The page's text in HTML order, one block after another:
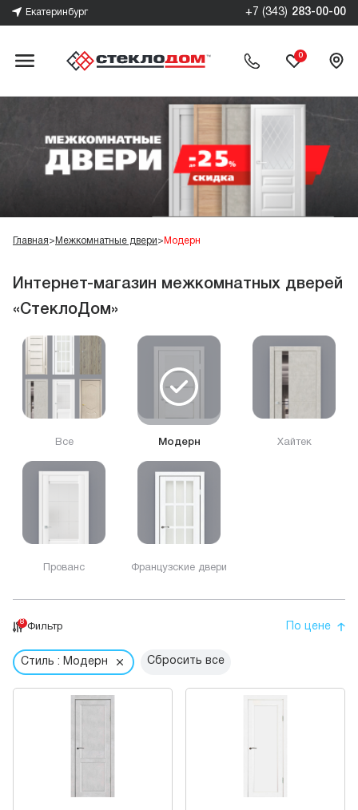
Екатеринбург +7 (343) 283-00-00
0
Главная> Межкомнатные двери> Модерн
Интернет-магазин межкомнатных дверей
«СтеклоДом»
Все Модерн Хайтек
Прованс Французские двери
По цене
8
Фильтр
Стиль : Модерн Сбросить все